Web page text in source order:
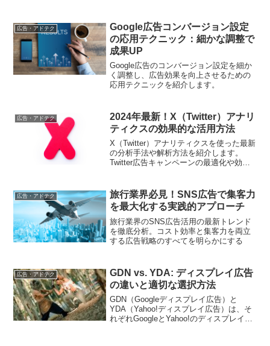
広告・アドテク
Google広告コンバージョン設定
の応用テクニック：細かな調整で
成果UP
Google広告のコンバージョン設定を細か
く調整し、広告効果を向上させるための
応用テクニックを紹介します。
広告・アドテク
2024年最新！X（Twitter）アナリ
ティクスの効果的な活用方法
X（Twitter）アナリティクスを使った最新
の分析手法や解析方法を紹介します。
Twitter広告キャンペーンの最適化や効果
広告・アドテク
旅行業界必見！SNS広告で集客力
を最大化する実践的アプローチ
旅行業界のSNS広告活用の最新トレンド
を徹底分析。コスト効率と集客力を両立
する広告戦略のすべてを明らかにする
広告・アドテク
GDN vs. YDA: ディスプレイ広告
の違いと適切な選択方法
GDN（Googleディスプレイ広告）と
YDA（Yahoo!ディスプレイ広告）は、そ
れぞれGoogleとYahoo!のディスプレイ広